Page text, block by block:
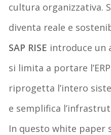
cultura organizzativa.
diventa reale e
SAP RISE introduce un
si limita a portare
riprogetta l’intero
e semplifica
In questo white paper